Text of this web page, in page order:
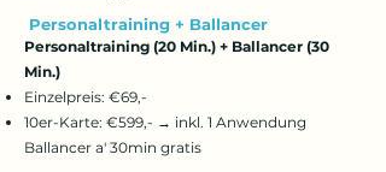
Personaltraining + Ballancer
Personaltraining (20 Min.) + Ballancer (30
Min.)
Einzelpreis: €69,-
10er-Karte: €599,- → inkl. 1 Anwendung
Ballancer a' 30min gratis